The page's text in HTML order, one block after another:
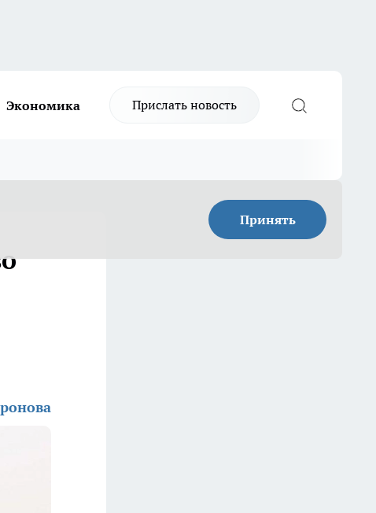
Экономика Прислать новость
Принять